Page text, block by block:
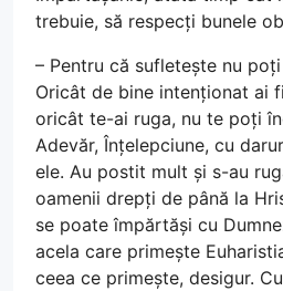
trebuie, să respecți bunele
– Pentru că sufletește nu
Oricât de bine intenționat ai
oricât te-ai ruga, nu te poți
Adevăr, Înțelepciune, cu
ele. Au postit mult și s-au
oamenii drepți de până la
se poate împărtăși cu
acela care primește
ceea ce primește, desigur.